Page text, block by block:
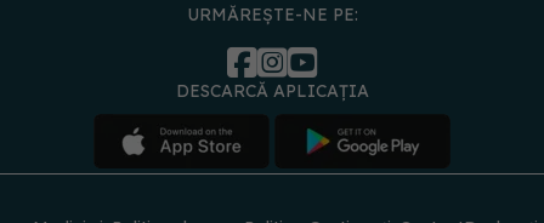
URMĂREȘTE-NE PE:
DESCARCĂ APLICAȚIA